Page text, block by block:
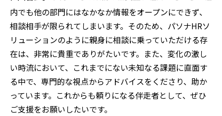
内でも他の部門にはなかなか情報をオープンにできず、
相談相手が限られてしまいます。そのため、パソナHRソ
リューションのように親身に相談に乗っていただける存
在は、非常に貴重でありがたいです。また、変化の激し
い時流において、これまでにない未知なる課題に直面す
る中で、専門的な視点からアドバイスをくださり、助か
っています。これからも頼りになる伴走者として、ぜひ
ご支援をお願いしたいです。